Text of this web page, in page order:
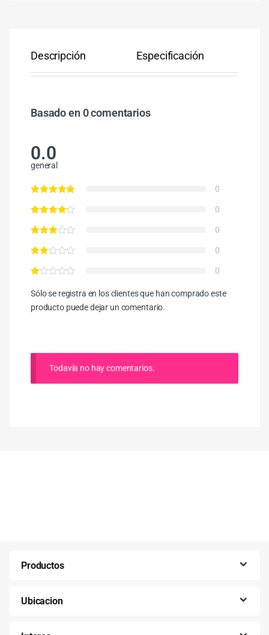
Descripción Especificación
Basado en 0 comentarios
0.0
general
0
0
0
0
0
Sólo se registra en los clientes que han comprado este
producto puede dejar un comentario.
Todavía no hay comentarios.
Productos
Ubicacion